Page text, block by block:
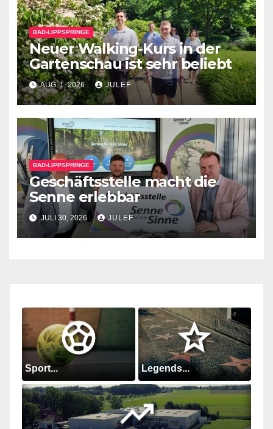
BAD-LIPPSPRINGE
Neuer Walking-Kurs in der
Gartenschau ist sehr beliebt
AUG. 1, 2026 JULEF
BAD-LIPPSPRINGE
Geschäftsstelle macht die
Senne erlebbar
JULI 30, 2026 JULEF
Sport... Legends...